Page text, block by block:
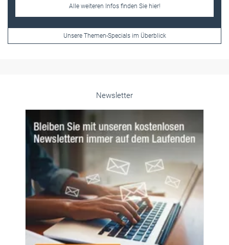
Alle weiteren Infos finden Sie hier!
Unsere Themen-Specials im Überblick
Newsletter